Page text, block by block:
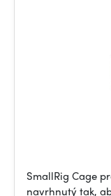
SmallRig Cage
navrhnutý tak,